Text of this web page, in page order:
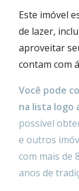
Este imóvel
de lazer,
aproveitar
contam com
Você pode
na lista logo
possível
e outros
com mais de
anos de